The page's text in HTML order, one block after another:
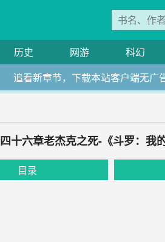
历史 网游 科幻
追看新章节，下载本站客户端无广
十六章老杰克之死-《斗罗：我
目录